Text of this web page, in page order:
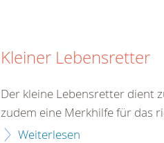
Kleiner Lebensretter
Der kleine Lebensretter dient
zudem eine Merkhilfe für das
Weiterlesen